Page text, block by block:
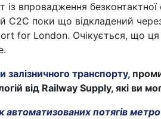
із впровадження
C2C поки що відкладений
for London. Очікується, що
залізничного транспорту,
від Railway Supply, які ви
автоматизованих потягів